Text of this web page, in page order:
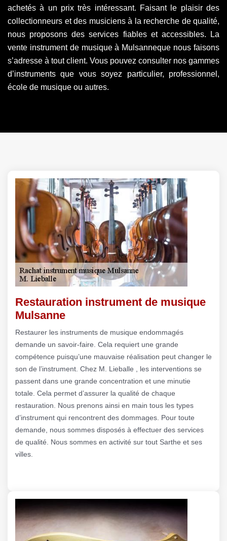
achetés à un prix très intéressant. Faisant le plaisir des
collectionneurs et des musiciens à la recherche de qualité,
nous proposons des services fiables et accessibles. La
vente instrument de musique à Mulsanneque nous faisons
s’adresse à tout client. Vous pouvez consulter nos gammes
d’instruments que vous soyez particulier, professionnel,
école de musique ou autres.
Restauration instrument de musique
Mulsanne
Restaurer les instruments de musique endommagés
demande un savoir-faire. Cela requiert une grande
compétence puisqu’une mauvaise réalisation peut changer le
son de l’instrument. Chez M. Lieballe , les interventions se
passent dans une grande concentration et une minutie
totale. Cela permet d’assurer la qualité de chaque
restauration. Nous prenons ainsi en main tous les types
d’instrument qui rencontrent des dommages. Pour toute
demande, nous sommes disposés à effectuer des services
de qualité. Nous sommes en activité sur tout Sarthe et ses
villes.